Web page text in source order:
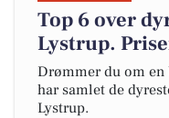
Top 6 over
Lystrup.
Drømmer du om
har samlet de
Lystrup.